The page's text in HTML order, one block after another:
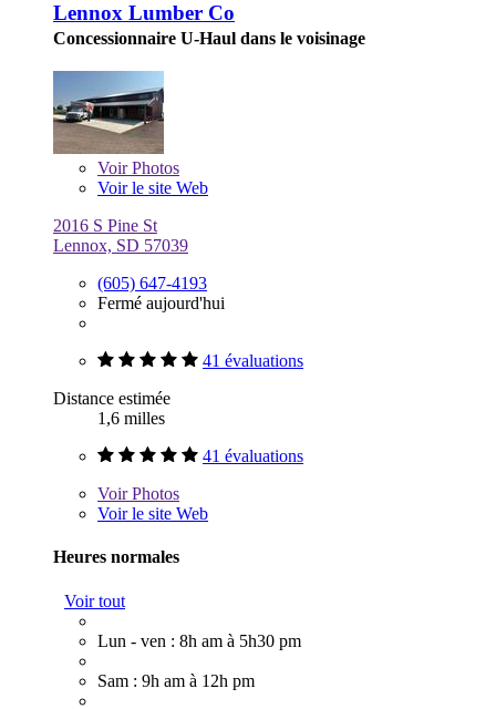
Lennox Lumber Co
Concessionnaire U-Haul dans le voisinage
VoirPhotos
Voir le site Web
2016 S Pine St
Lennox, SD 57039
(605) 647-4193
Fermé aujourd'hui
41 évaluations
Distance estimée
1,6 milles
41 évaluations
VoirPhotos
Voir le site Web
Heures normales
Voir tout
Lun - ven : 8h am à 5h30 pm
Sam : 9h am à 12h pm